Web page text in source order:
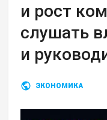
и рост
слушать
и
ЭКОНОМИКА